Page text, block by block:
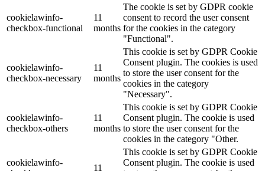
cookielawinfo-
checkbox-functional
11
months
The cookie is set by GDPR cookie
consent to record the user consent
for the cookies in the category
"Functional".
cookielawinfo-
checkbox-necessary
11
months
This cookie is set by GDPR Cookie
Consent plugin. The cookies is used
to store the user consent for the
cookies in the category
"Necessary".
cookielawinfo-
checkbox-others
11
months
This cookie is set by GDPR Cookie
Consent plugin. The cookie is used
to store the user consent for the
cookies in the category "Other.
cookielawinfo-
11
This cookie is set by GDPR Cookie
Consent plugin. The cookie is used